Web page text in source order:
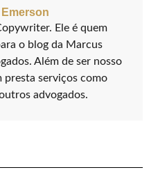
Ele é quem
o blog da Marcus
Além de ser nosso
presta serviços como
advogados.